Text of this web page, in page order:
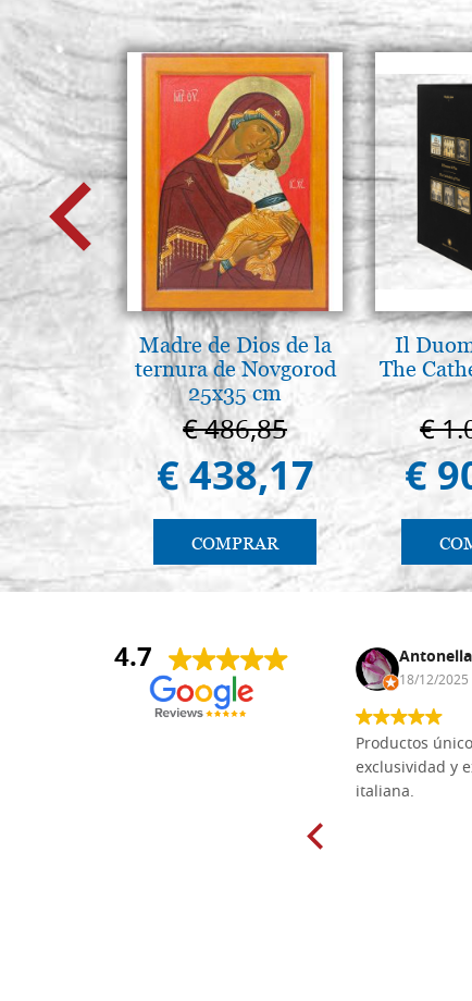
Madre de Dios de la
ternura de Novgorod
25x35 cm
€ 486,85
€ 438,17
COMPRAR
Il
The
€
€
4.7
Anna Maria Negri
18/12/2025
Productos
exclusividad y
italiana.